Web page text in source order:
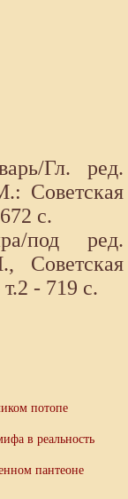
Гл. ред.
Советская
с.
под ред.
- 719 с.
потопе
в реальность
пантеоне